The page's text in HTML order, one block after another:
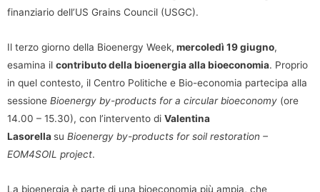
finanziario dell’US Grains Council (USGC).
Il terzo giorno della Bioenergy Week, mercoledì 19 giugno,
esamina il contributo della bioenergia alla bioeconomia. Proprio
in quel contesto, il Centro Politiche e Bio-economia partecipa alla
sessione Bioenergy by-products for a circular bioeconomy (ore
14.00 – 15.30), con l’intervento di Valentina
Lasorella su Bioenergy by-products for soil restoration –
EOM4SOIL project.
La bioenergia è parte di una bioeconomia più ampia, che